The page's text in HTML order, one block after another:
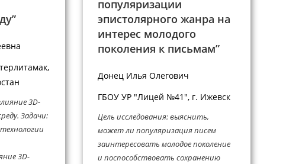
3D-
Задачи:
3D-
популяризации
эпистолярного жанра на
интерес молодого
поколения к письмам”
Донец Илья Олегович
ГБОУ УР "Лицей №41", г. Ижевск
Цель исследования: выяснить,
может ли популяризация писем
заинтересовать молодое поколение
и поспособствовать сохранению